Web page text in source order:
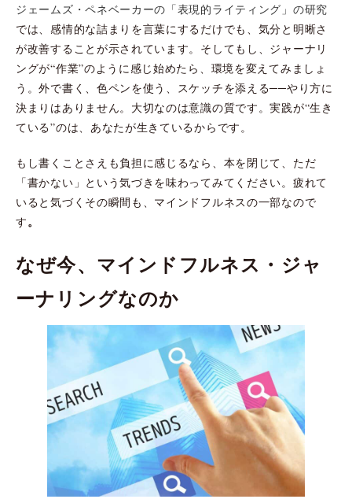
ジェームズ・ペネベーカーの「表現的ライティング」の研究
では、感情的な詰まりを言葉にするだけでも、気分と明晰さ
が改善することが示されています。そしてもし、ジャーナリ
ングが“作業”のように感じ始めたら、環境を変えてみましょ
う。外で書く、色ペンを使う、スケッチを添える──やり方に
決まりはありません。大切なのは意識の質です。実践が“生き
ている”のは、あなたが生きているからです。
もし書くことさえも負担に感じるなら、本を閉じて、ただ
「書かない」という気づきを味わってみてください。疲れて
いると気づくその瞬間も、マインドフルネスの一部なので
す。
なぜ今、マインドフルネス・ジャ
ーナリングなのか